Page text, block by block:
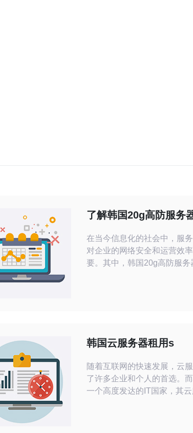
了解韩国20g高防服务
在当今信息化的社会中，服
对企业的网络安全和运营效
要。其中，韩国20g高防服务
国20g高防服务器无疑是许多
佳选择。它具备20Gbps的高
韩国云服务器租用s
随着互联网的快速发展，云
了许多企业和个人的首选。
一个高度发达的IT国家，其